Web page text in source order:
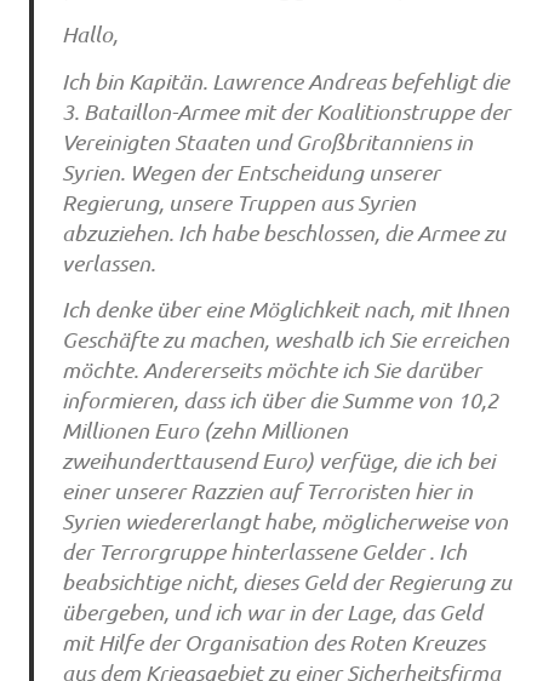
Hallo,
Ich bin Kapitän. Lawrence Andreas befehligt die
3. Bataillon-Armee mit der Koalitionstruppe der
Vereinigten Staaten und Großbritanniens in
Syrien. Wegen der Entscheidung unserer
Regierung, unsere Truppen aus Syrien
abzuziehen. Ich habe beschlossen, die Armee zu
verlassen.
Ich denke über eine Möglichkeit nach, mit Ihnen
Geschäfte zu machen, weshalb ich Sie erreichen
möchte. Andererseits möchte ich Sie darüber
informieren, dass ich über die Summe von 10,2
Millionen Euro (zehn Millionen
zweihunderttausend Euro) verfüge, die ich bei
einer unserer Razzien auf Terroristen hier in
Syrien wiedererlangt habe, möglicherweise von
der Terrorgruppe hinterlassene Gelder . Ich
beabsichtige nicht, dieses Geld der Regierung zu
übergeben, und ich war in der Lage, das Geld
mit Hilfe der Organisation des Roten Kreuzes
aus dem Kriegsgebiet zu einer Sicherheitsfirma